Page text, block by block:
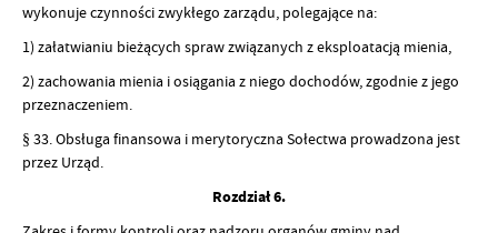
wykonuje czynności zwykłego zarządu, polegające na:
1) załatwianiu bieżących spraw związanych z eksploatacją mienia,
2) zachowania mienia i osiągania z niego dochodów, zgodnie z jego
przeznaczeniem.
§ 33. Obsługa finansowa i merytoryczna Sołectwa prowadzona jest
przez Urząd.
Rozdział 6.